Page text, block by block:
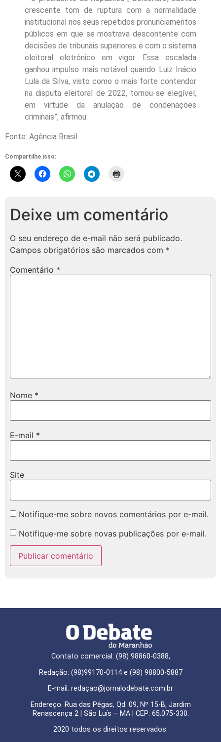
crescente tom de ruptura com a normalidade
institucional nos seus repetidos pronunciamentos
públicos em que se mostrava descontente com
decisões de tribunais superiores e com o sistema
eleitoral eletrônico em vigor. Essa escalada
ganhou impulso mais notável quando Luiz Inácio
Lula da Silva, visto como o mais forte contendor
na disputa eleitoral de 2022, tornou-se elegível,
em virtude da anulação de condenações
criminais”, afirmou.
Fonte: Agência Brasil
Compartilhe isso:
Deixe um comentário
O seu endereço de e-mail não será publicado.
Campos obrigatórios são marcados com *
Comentário *
Nome *
E-mail *
Site
Notifique-me sobre novos comentários por e-mail.
Notifique-me sobre novas publicações por e-mail.
Contato comercial: (98) 98860-0388,
Redação: (98)99170-0114 e (98) 98800-5887
E-mail: redaçao@jornalodebate.com.br
Endereço: Rua das Pêgas, Qd. 09, Nº 15-B, Jardim
Renascença 2 | São Luís – MA | CEP: 65.075-330.
2020 todos os direitos reservados.